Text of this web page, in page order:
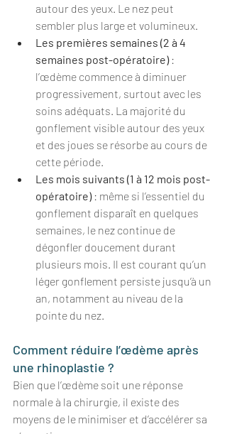
autour des yeux. Le nez peut
sembler plus large et volumineux.
Les premières semaines (2 à 4
semaines post-opératoire) :
l’œdème commence à diminuer
progressivement, surtout avec les
soins adéquats. La majorité du
gonflement visible autour des yeux
et des joues se résorbe au cours de
cette période.
Les mois suivants (1 à 12 mois post-
opératoire) : même si l’essentiel du
gonflement disparaît en quelques
semaines, le nez continue de
dégonfler doucement durant
plusieurs mois. Il est courant qu’un
léger gonflement persiste jusqu’à un
an, notamment au niveau de la
pointe du nez.
Comment réduire l’œdème après
une rhinoplastie ?
Bien que l’œdème soit une réponse
normale à la chirurgie, il existe des
moyens de le minimiser et d’accélérer sa